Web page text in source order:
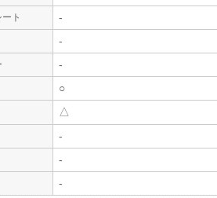
ト -
-
-
○
△
-
-
-